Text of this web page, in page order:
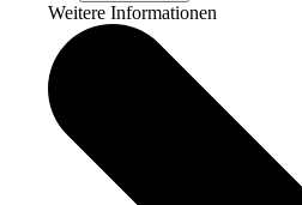
Weitere Informationen